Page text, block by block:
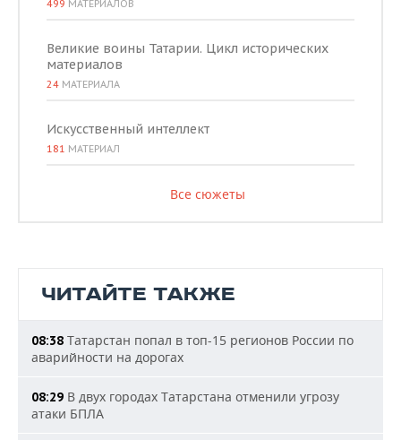
499 МАТЕРИАЛОВ
Великие воины Татарии. Цикл исторических
материалов
24 МАТЕРИАЛА
Искусственный интеллект
181 МАТЕРИАЛ
Все сюжеты
ЧИТАЙТЕ ТАКЖЕ
08:38 Татарстан попал в топ-15 регионов России по
аварийности на дорогах
08:29 В двух городах Татарстана отменили угрозу
атаки БПЛА